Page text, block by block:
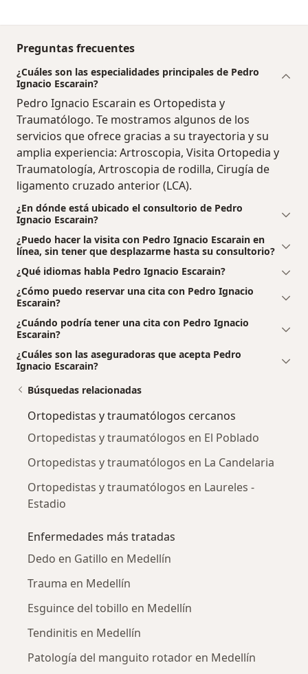
Preguntas frecuentes
¿Cuáles son las especialidades principales de Pedro
Ignacio Escarain?
Pedro Ignacio Escarain es Ortopedista y
Traumatólogo. Te mostramos algunos de los
servicios que ofrece gracias a su trayectoria y su
amplia experiencia: Artroscopia, Visita Ortopedia y
Traumatología, Artroscopia de rodilla, Cirugía de
ligamento cruzado anterior (LCA).
¿En dónde está ubicado el consultorio de Pedro
Ignacio Escarain?
¿Puedo hacer la visita con Pedro Ignacio Escarain en
línea, sin tener que desplazarme hasta su consultorio?
¿Qué idiomas habla Pedro Ignacio Escarain?
¿Cómo puedo reservar una cita con Pedro Ignacio
Escarain?
¿Cuándo podría tener una cita con Pedro Ignacio
Escarain?
¿Cuáles son las aseguradoras que acepta Pedro
Ignacio Escarain?
Búsquedas relacionadas
Ortopedistas y traumatólogos cercanos
Ortopedistas y traumatólogos en El Poblado
Ortopedistas y traumatólogos en La Candelaria
Ortopedistas y traumatólogos en Laureles -
Estadio
Enfermedades más tratadas
Dedo en Gatillo en Medellín
Trauma en Medellín
Esguince del tobillo en Medellín
Tendinitis en Medellín
Patología del manguito rotador en Medellín